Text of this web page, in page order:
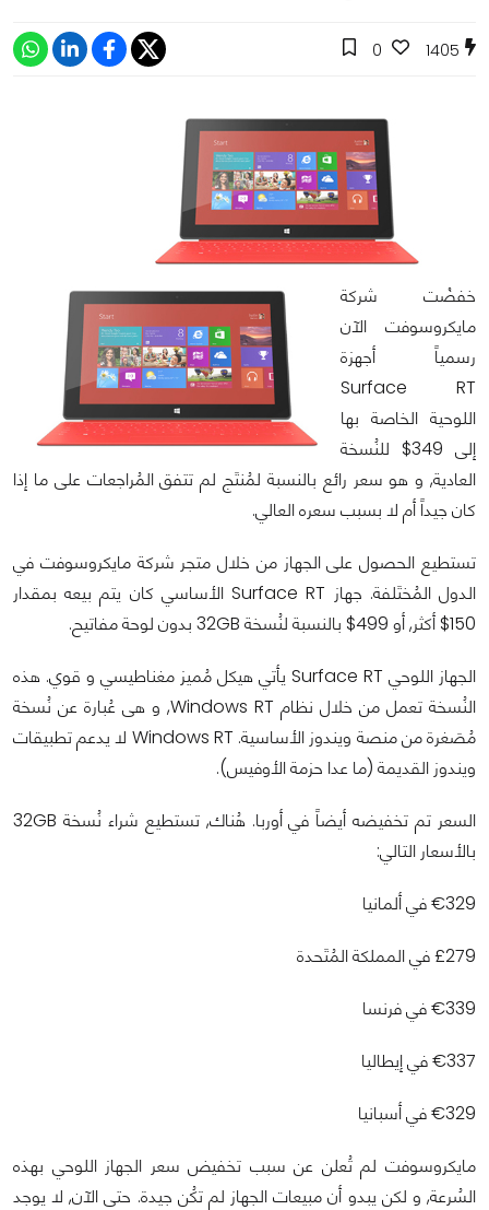
1405
0
خفضْت شركة
مايكروسوفت الآن
رسمياً أجهزة
Surface RT
اللوحية الخاصة بها
إلى 349$ للنُسخة
العادية, و هو سعر رائع بالنسبة لمُنتَج لم تتفق المُراجعات على ما إذا
كان جيداً أم لا بسبب سعره العالي.
تستطيع الحصول على الجهاز من خلال متجر شركة مايكروسوفت في
الدول المُختَلفة. جهاز Surface RT الأساسي كان يتم بيعه بمقدار
150$ أكثر, أو 499$ بالنسبة لنُسخة 32GB بدون لوحة مفاتيح.
الجهاز اللوحي Surface RT يأتي هيكل مُميز مغناطيسي و قوي. هذه
النُسخة تعمل من خلال نظام Windows RT, و هى عُبارة عن نُسخة
مُصَغرة من منصة ويندوز الأساسية. Windows RT لا يدعم تطبيقات
ويندوز القديمة (ما عدا حزمة الأوفيس).
السعر تم تخفيضه أيضاً في أوربا. هُناك, تستطيع شراء نُسخة 32GB
بالأسعار التالي:
€329 في ألمانيا
£279 في المملكة المُتَحدة
€339 في فرنسا
€337 في إيطاليا
€329 في أسبانيا
مايكروسوفت لم تُعلن عن سبب تخفيض سعر الجهاز اللوحي بهذه
السُرعة, و لكن يبدو أن مبيعات الجهاز لم تكُن جيدة. حتى الآن, لا يوجد